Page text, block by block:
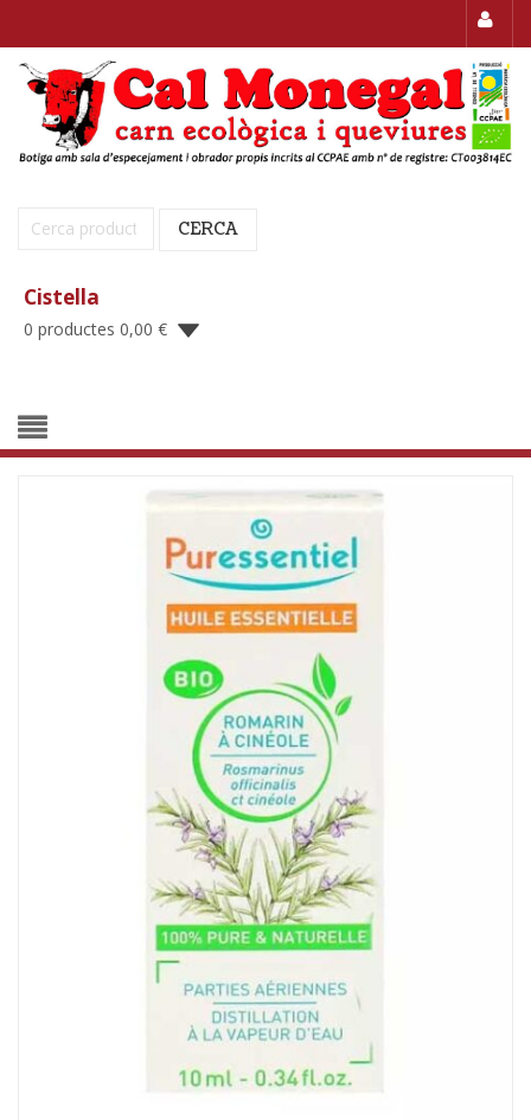
Cerca: CERCA
Cistella
0 productes 0,00 €